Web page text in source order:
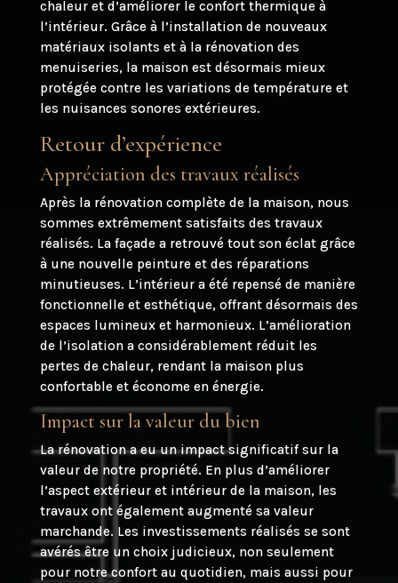
chaleur et d’améliorer le confort thermique à
l’intérieur. Grâce à l’installation de nouveaux
matériaux isolants et à la rénovation des
menuiseries, la maison est désormais mieux
protégée contre les variations de température et
les nuisances sonores extérieures.
Retour d’expérience
Appréciation des travaux réalisés
Après la rénovation complète de la maison, nous
sommes extrêmement satisfaits des travaux
réalisés. La façade a retrouvé tout son éclat grâce
à une nouvelle peinture et des réparations
minutieuses. L’intérieur a été repensé de manière
fonctionnelle et esthétique, offrant désormais des
espaces lumineux et harmonieux. L’amélioration
de l’isolation a considérablement réduit les
pertes de chaleur, rendant la maison plus
confortable et économe en énergie.
Impact sur la valeur du bien
La rénovation a eu un impact significatif sur la
valeur de notre propriété. En plus d’améliorer
l’aspect extérieur et intérieur de la maison, les
travaux ont également augmenté sa valeur
marchande. Les investissements réalisés se sont
avérés être un choix judicieux, non seulement
pour notre confort au quotidien, mais aussi pour